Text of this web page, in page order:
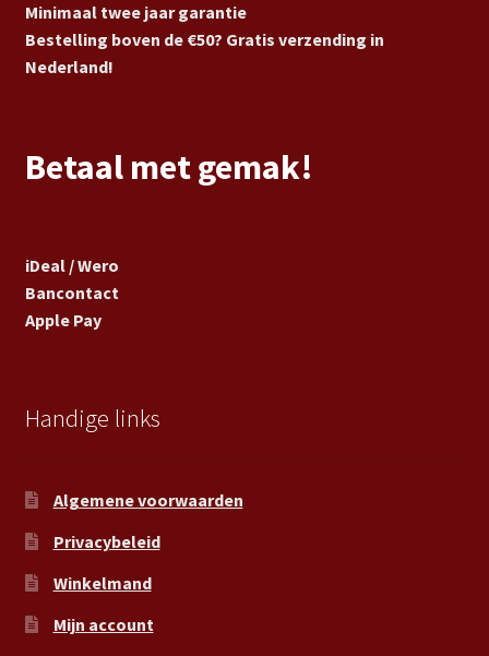
Minimaal twee jaar garantie
Bestelling boven de €50? Gratis verzending in
Nederland!
Betaal met gemak!
iDeal / Wero
Bancontact
Apple Pay
Handige links
Algemene voorwaarden
Privacybeleid
Winkelmand
Mijn account